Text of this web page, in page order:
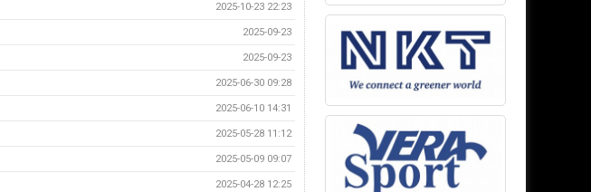
2025-10-23 22:23
2025-09-23
2025-09-23
2025-06-30 09:28
2025-06-10 14:31
2025-05-28 11:12
2025-05-09 09:07
2025-04-28 12:25